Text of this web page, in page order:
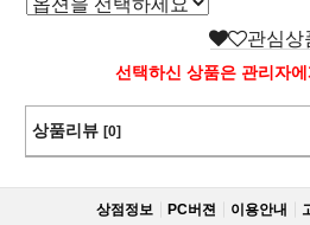
관심상
선택하신 상품은 관리자
상품리뷰 [0]
상점정보 PC버젼 이용안내